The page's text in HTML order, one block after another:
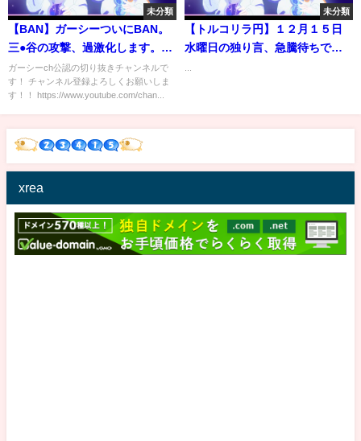
未分類
【BAN】ガーシーついにBAN。
三●谷の攻撃、過激化します。
#shorts
ガーシーch公認の切り抜きチャンネルで
す！ チャンネル登録よろしくお願いしま
す！！ https://www.youtube.com/chan...
未分類
【トルコリラ円】１２月１５日
水曜日の独り言、急騰待ちで
xrea